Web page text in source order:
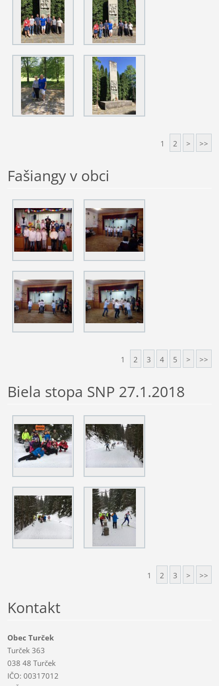
1 2 > >>
Fašiangy v obci
1 2 3 4 5 > >>
Biela stopa SNP 27.1.2018
1 2 3 > >>
Kontakt
Obec Turček
Turček 363
038 48 Turček
IČO: 00317012